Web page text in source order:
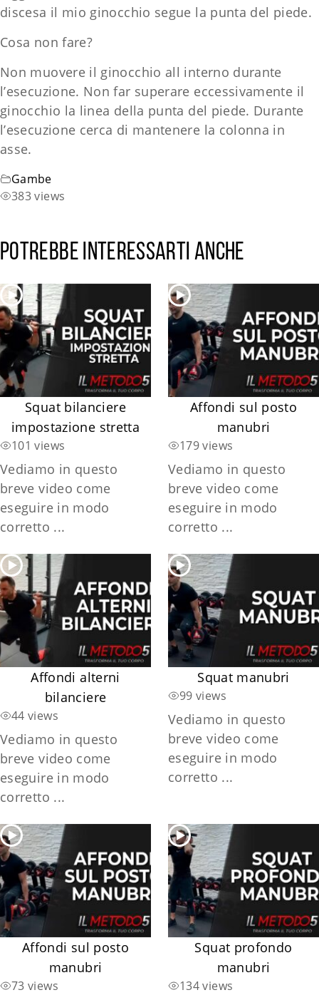
discesa il mio ginocchio segue la punta del piede.
Cosa non fare?
Non muovere il ginocchio all interno durante
l’esecuzione. Non far superare eccessivamente il
ginocchio la linea della punta del piede. Durante
l’esecuzione cerca di mantenere la colonna in
asse.
Gambe
383 views
Potrebbe interessarti anche
Squat bilanciere
impostazione stretta
101 views
Vediamo in questo
breve video come
eseguire in modo
corretto ...
Affondi sul posto
manubri
179 views
Vediamo in questo
breve video come
eseguire in modo
corretto ...
Affondi alterni
bilanciere
44 views
Vediamo in questo
breve video come
eseguire in modo
corretto ...
Squat manubri
99 views
Vediamo in questo
breve video come
eseguire in modo
corretto ...
Affondi sul posto
manubri
73 views
Squat profondo
manubri
134 views